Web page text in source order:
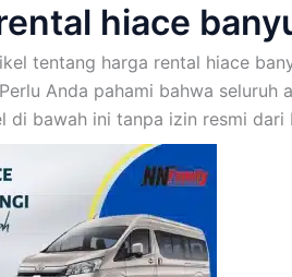
hiace
tentang harga rental hiace
Anda pahami bahwa
di bawah ini tanpa izin resmi dari